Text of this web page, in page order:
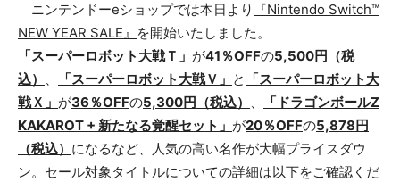
ニンテンドーeショップでは本日より
『Nintendo Switch™
NEW YEAR SALE』 を開始いたしました。
「スーパーロボット大戦Ｔ」 が41％OFFの5,500円（税
込） 、 「スーパーロボット大戦Ｖ」 と
「スーパーロボット大
戦Ｘ」 が36％OFFの5,300円（税込） 、
「ドラゴンボールZ
KAKAROT + 新たなる覚醒セット」 が20％OFFの5,878円
（税込） になるなど、人気の高い名作が大幅プライスダウ
ン。セール対象タイトルについての詳細は以下をご確認くだ